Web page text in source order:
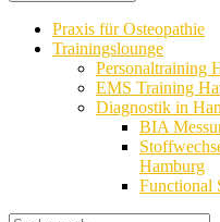
Praxis für Osteopathie
Trainingslounge
Personaltraining
EMS Training
Diagnostik in
BIA
Hamburg
Functional